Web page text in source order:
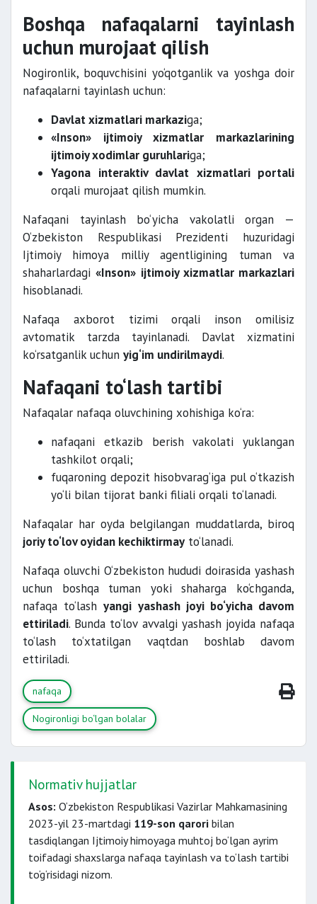
Boshqa nafaqalarni tayinlash
uchun murojaat qilish
Nogironlik, boquvchisini yo‘qotganlik va yoshga doir
nafaqalarni tayinlash uchun:
Davlat xizmatlari markaziga;
«Inson» ijtimoiy xizmatlar markazlarining
ijtimoiy xodimlar guruhlariga;
Yagona interaktiv davlat xizmatlari portali
orqali murojaat qilish mumkin.
Nafaqani tayinlash bo‘yicha vakolatli organ —
O‘zbekiston Respublikasi Prezidenti huzuridagi
Ijtimoiy himoya milliy agentligining tuman va
shaharlardagi«Inson» ijtimoiy xizmatlar markazlari
hisoblanadi.
Nafaqa axborot tizimi orqali inson omilisiz
avtomatik tarzda tayinlanadi. Davlat xizmatini
ko‘rsatganlik uchun yig‘im undirilmaydi.
Nafaqani to‘lash tartibi
Nafaqalar nafaqa oluvchining xohishiga ko‘ra:
nafaqani etkazib berish vakolati yuklangan
tashkilot orqali;
fuqaroning depozit hisobvarag‘iga pul o‘tkazish
yo‘li bilan tijorat banki filiali orqali to‘lanadi.
Nafaqalar har oyda belgilangan muddatlarda, biroq
joriy to‘lov oyidan kechiktirmay to‘lanadi.
Nafaqa oluvchi O‘zbekiston hududi doirasida yashash
uchun boshqa tuman yoki shaharga ko‘chganda,
nafaqa to‘lashyangi yashash joyi bo‘yicha davom
ettiriladi. Bunda to‘lov avvalgi yashash joyida nafaqa
to‘lash to‘xtatilgan vaqtdan boshlab davom
ettiriladi.
nafaqa
Nogironligi bo‘lgan bolalar
Normativ hujjatlar
Asos: O‘zbekiston Respublikasi Vazirlar Mahkamasining
2023-yil 23-martdagi 119-son qarori bilan
tasdiqlangan Ijtimoiy himoyaga muhtoj bo‘lgan ayrim
toifadagi shaxslarga nafaqa tayinlash va to‘lash tartibi
to‘g‘risidagi nizom.